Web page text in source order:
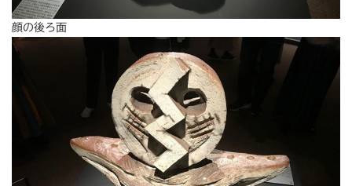
顔の後ろ面